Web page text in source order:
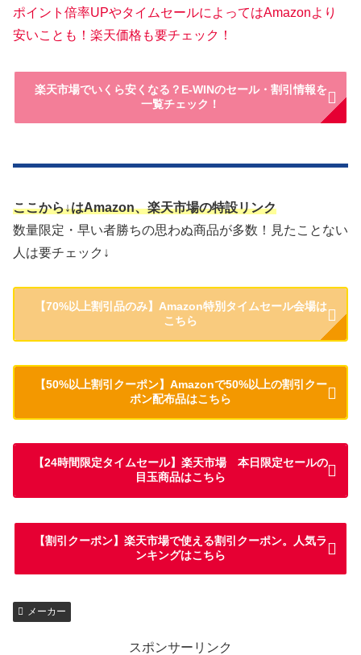
ポイント倍率UPやタイムセールによってはAmazonより
安いことも！楽天価格も要チェック！
楽天市場でいくら安くなる？E-WINのセール・割引情報を
一覧チェック！
ここから↓はAmazon、楽天市場の特設リンク
数量限定・早い者勝ちの思わぬ商品が多数！見たことない
人は要チェック↓
【70%以上割引品のみ】Amazon特別タイムセール会場は
こちら
【50%以上割引クーポン】Amazonで50%以上の割引クー
ポン配布品はこちら
【24時間限定タイムセール】楽天市場 本日限定セールの
目玉商品はこちら
【割引クーポン】楽天市場で使える割引クーポン。人気ラ
ンキングはこちら
メーカー
スポンサーリンク